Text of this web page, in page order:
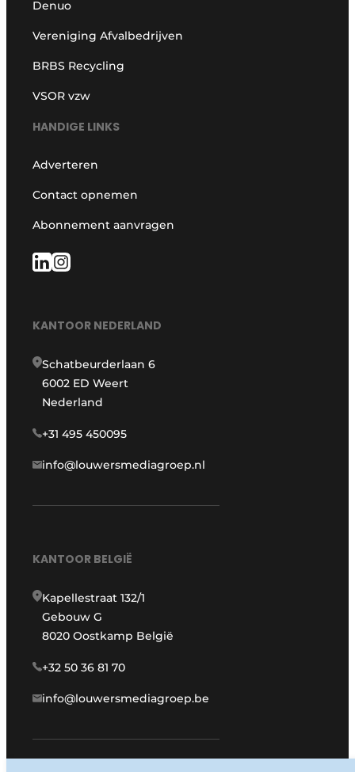
Denuo
Vereniging Afvalbedrijven
BRBS Recycling
VSOR vzw
HANDIGE LINKS
Adverteren
Contact opnemen
Abonnement aanvragen
KANTOOR NEDERLAND
Schatbeurderlaan 6
6002 ED Weert
Nederland
+31 495 450095
info@louwersmediagroep.nl
KANTOOR BELGIË
Kapellestraat 132/1
Gebouw G
8020 Oostkamp België
+32 50 36 81 70
info@louwersmediagroep.be